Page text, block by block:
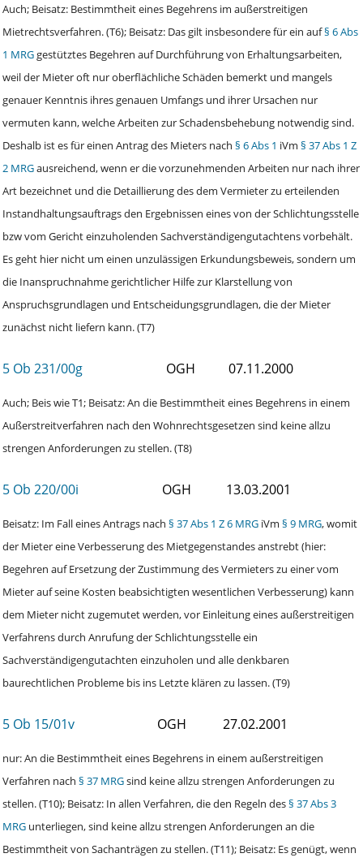
Auch; Beisatz: Bestimmtheit eines Begehrens im außerstreitigen
Mietrechtsverfahren. (T6); Beisatz: Das gilt insbesondere für ein auf§ 6 Abs
1 MRGgestütztes Begehren auf Durchführung von Erhaltungsarbeiten,
weil der Mieter oft nur oberflächliche Schäden bemerkt und mangels
genauer Kenntnis ihres genauen Umfangs und ihrer Ursachen nur
vermuten kann, welche Arbeiten zur Schadensbehebung notwendig sind.
Deshalb ist es für einen Antrag des Mieters nach § 6 Abs 1 iVm § 37 Abs 1 Z
2 MRGausreichend, wenn er die vorzunehmenden Arbeiten nur nach ihrer
Art bezeichnet und die Detaillierung des dem Vermieter zu erteilenden
Instandhaltungsauftrags den Ergebnissen eines von der Schlichtungsstelle
bzw vom Gericht einzuholenden Sachverständigengutachtens vorbehält.
Es geht hier nicht um einen unzulässigen Erkundungsbeweis, sondern um
die Inanspruchnahme gerichtlicher Hilfe zur Klarstellung von
Anspruchsgrundlagen und Entscheidungsgrundlagen, die der Mieter
zunächst nicht liefern kann. (T7)
5 Ob 231/00g OGH 07.11.2000
Auch; Beis wie T1; Beisatz: An die Bestimmtheit eines Begehrens in einem
Außerstreitverfahren nach den Wohnrechtsgesetzen sind keine allzu
strengen Anforderungen zu stellen. (T8)
5 Ob 220/00i OGH 13.03.2001
Beisatz: Im Fall eines Antrags nach § 37 Abs 1 Z 6 MRG iVm § 9 MRG, womit
der Mieter eine Verbesserung des Mietgegenstandes anstrebt (hier:
Begehren auf Ersetzung der Zustimmung des Vermieters zu einer vom
Mieter auf seine Kosten beabsichtigten wesentlichen Verbesserung) kann
dem Mieter nicht zugemutet werden, vor Einleitung eines außerstreitigen
Verfahrens durch Anrufung der Schlichtungsstelle ein
Sachverständigengutachten einzuholen und alle denkbaren
baurechtlichen Probleme bis ins Letzte klären zu lassen. (T9)
5 Ob 15/01v OGH 27.02.2001
nur: An die Bestimmtheit eines Begehrens in einem außerstreitigen
Verfahren nach § 37 MRGsind keine allzu strengen Anforderungen zu
stellen. (T10); Beisatz: In allen Verfahren, die den Regeln des§ 37 Abs 3
MRG unterliegen, sind keine allzu strengen Anforderungen an die
Bestimmtheit von Sachanträgen zu stellen. (T11); Beisatz: Es genügt, wenn